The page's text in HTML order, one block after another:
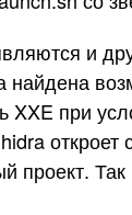
и
XXE при
откроет
проект. Так